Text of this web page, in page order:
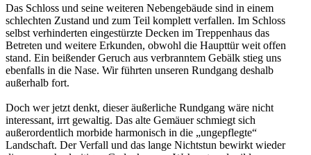
Das Schloss und seine weiteren Nebengebäude sind in einem
schlechten Zustand und zum Teil komplett verfallen. Im Schloss
selbst verhinderten eingestürzte Decken im Treppenhaus das
Betreten und weitere Erkunden, obwohl die Haupttür weit offen
stand. Ein beißender Geruch aus verbranntem Gebälk stieg uns
ebenfalls in die Nase. Wir führten unseren Rundgang deshalb
außerhalb fort.
Doch wer jetzt denkt, dieser äußerliche Rundgang wäre nicht
interessant, irrt gewaltig. Das alte Gemäuer schmiegt sich
außerordentlich morbide harmonisch in die „ungepflegte“
Landschaft. Der Verfall und das lange Nichtstun bewirkt wieder